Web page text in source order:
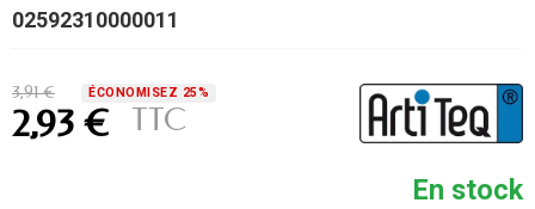
02592310000011
3,91 € ÉCONOMISEZ 25%
2,93 € TTC
En stock